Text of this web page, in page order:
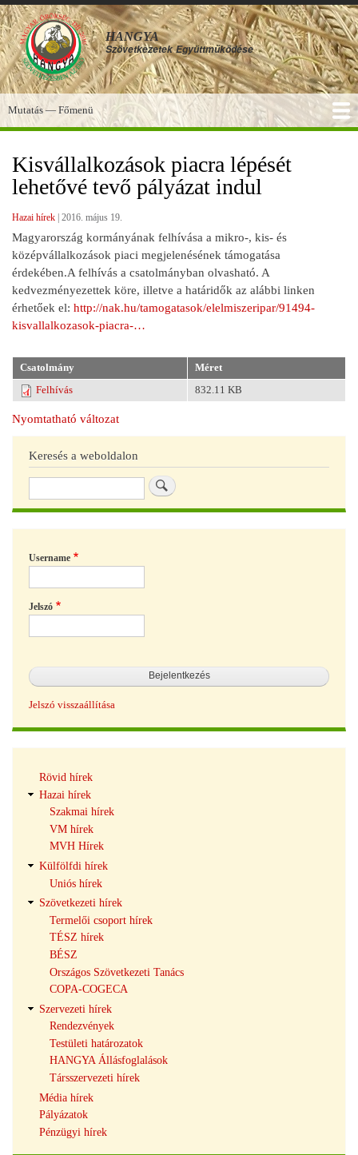
Ugrás
a
tartalomra
HANGYA
Szövetkezetek Együttműködése
Főmenü
Mutatás — Főmenü
Kisvállalkozások piacra lépését
lehetővé tevő pályázat indul
Hazai hírek 2016. május 19.
Magyarország kormányának felhívása a mikro-, kis- és
középvállalkozások piaci megjelenésének támogatása
érdekében.A felhívás a csatolmányban olvasható. A
kedvezményezettek köre, illetve a határidők az alábbi linken
érhetőek el: http://nak.hu/tamogatasok/elelmiszeripar/91494-
kisvallalkozasok-piacra-…
Csatolmány
Méret
Felhívás
832.11 KB
Nyomtatható változat
Keresés a weboldalon
Username
Jelszó
Jelszó visszaállítása
navigáció
Rövid hírek
Hazai hírek
Szakmai hírek
VM hírek
MVH Hírek
Külfölfdi hírek
Uniós hírek
Szövetkezeti hírek
Termelői csoport hírek
TÉSZ hírek
BÉSZ
Országos Szövetkezeti Tanács
COPA-COGECA
Szervezeti hírek
Rendezvények
Testületi határozatok
HANGYA Állásfoglalások
Társszervezeti hírek
Média hírek
Pályázatok
Pénzügyi hírek